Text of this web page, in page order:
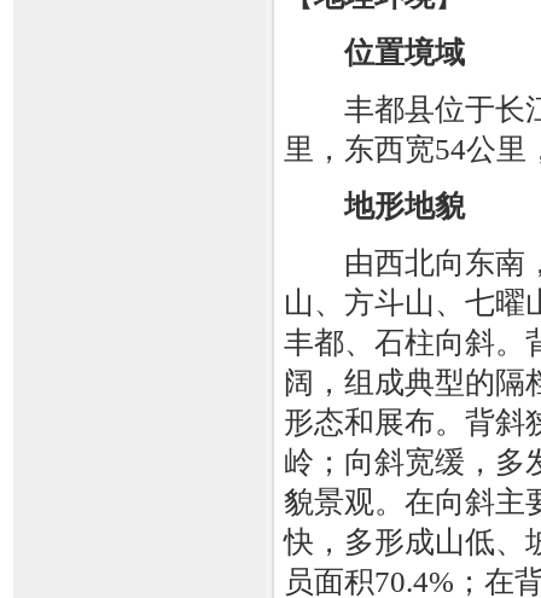
位置境域
丰都县位于长江
里，东西宽54公里
地形地貌
由西北向东南
山、方斗山、七曜
丰都、石柱向斜。
阔，组成典型的隔
形态和展布。背斜
岭；向斜宽缓，多
貌景观。在向斜主
快，多形成山低、
员面积70.4%；在